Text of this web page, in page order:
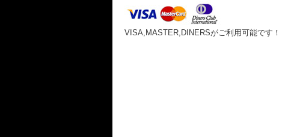
VISA,MASTER,DINERSがご利用可能です！